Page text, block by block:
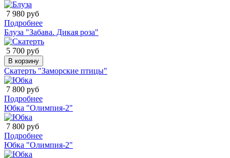
7 980 руб
Подробнее
Блуза "Забава. Дикая роза"
5 700 руб
В корзину
Скатерть "Заморские птицы"
7 800 руб
Подробнее
Юбка "Олимпия-2"
7 800 руб
Подробнее
Юбка "Олимпия-2"